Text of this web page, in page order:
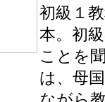
初級１
本。初
ことを
は、母